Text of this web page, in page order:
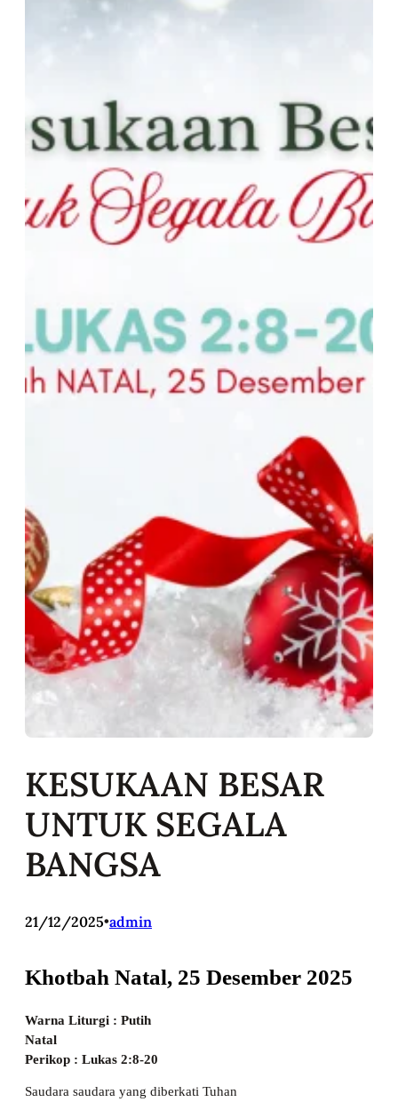
KESUKAAN BESAR
UNTUK SEGALA
BANGSA
21/12/2025•admin
Khotbah Natal, 25 Desember 2025
Warna Liturgi : Putih
Natal
Perikop : Lukas 2:8-20
Saudara saudara yang diberkati Tuhan